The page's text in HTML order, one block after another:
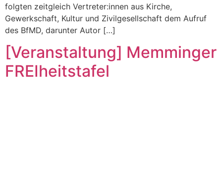
folgten zeitgleich Vertreter:innen aus Kirche,
Gewerkschaft, Kultur und Zivilgesellschaft dem Aufruf
des BfMD, darunter Autor […]
[Veranstaltung] Memminger
FREIheitstafel